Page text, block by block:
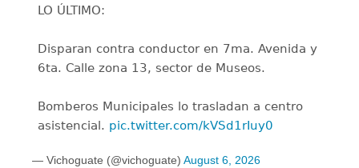
LO ÚLTIMO:
Disparan contra conductor en 7ma. Avenida y
6ta. Calle zona 13, sector de Museos.
Bomberos Municipales lo trasladan a centro
asistencial. pic.twitter.com/kVSd1rIuy0
— Vichoguate (@vichoguate) August 6, 2026